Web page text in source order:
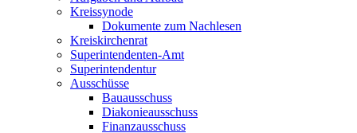
Kreissynode
Dokumente zum Nachlesen
Kreiskirchenrat
Superintendenten-Amt
Superintendentur
Ausschüsse
Bauausschuss
Diakonieausschuss
Finanzausschuss